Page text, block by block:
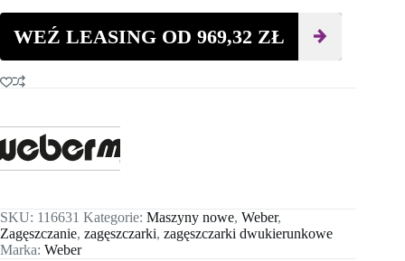
WEŹ LEASING OD 969,32 ZŁ
SKU: 116631 Kategorie: Maszyny nowe, Weber,
Zagęszczanie, zagęszczarki, zagęszczarki dwukierunkowe
Marka: Weber